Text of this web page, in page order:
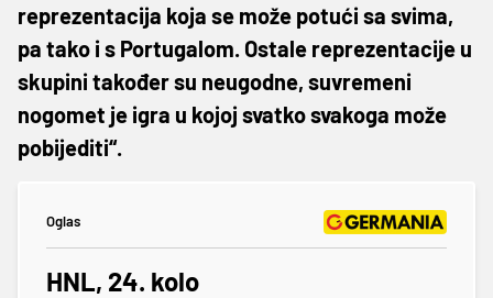
reprezentacija koja se može potući sa svima,
pa tako i s Portugalom. Ostale reprezentacije u
skupini također su neugodne, suvremeni
nogomet je igra u kojoj svatko svakoga može
pobijediti“.
Oglas
HNL, 24. kolo